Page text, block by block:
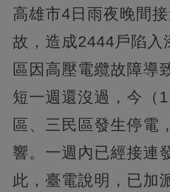
高雄市4日雨夜晚間
故，造成2444戶陷入
區因高壓電纜故障導
短一週還沒過，今（
區、三民區發生停電
響。一週內已經接連
此，臺電說明，已加